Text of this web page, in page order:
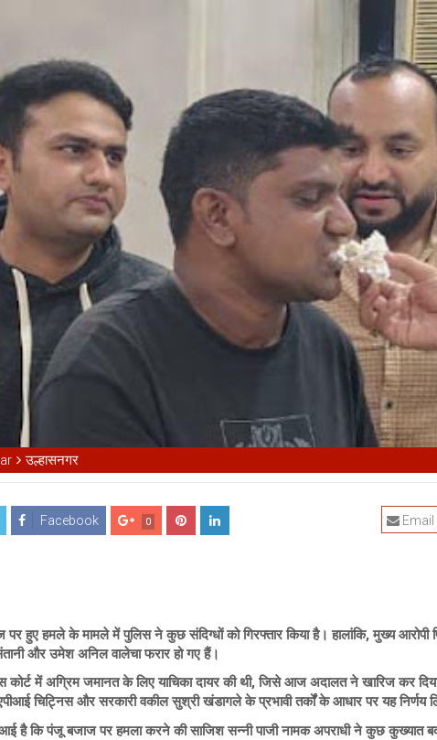
01
उल्हासनगर
Facebook 0 Email
पर हुए हमले के मामले में पुलिस ने कुछ संदिग्धों को गिरफ्तार किया है। हालांकि, मुख्य आरोपी
और उमेश अनिल वालेचा फरार हो गए हैं।
कोर्ट में अग्रिम जमानत के लिए याचिका दायर की थी, जिसे आज अदालत ने खारिज कर
चिट्निस और सरकारी वकील सुश्री खंडागले के प्रभावी तर्कों के आधार पर यह निर्णय
है कि पंजू बजाज पर हमला करने की साजिश सन्नी पाजी नामक अपराधी ने कुछ कुख्यात